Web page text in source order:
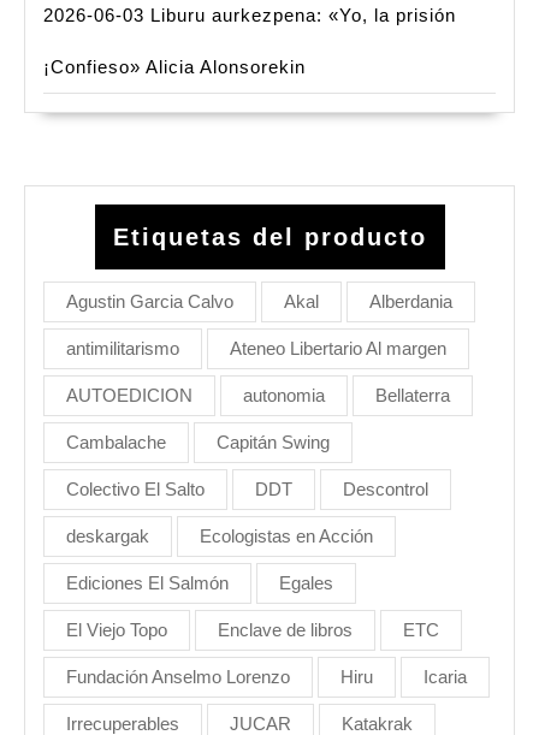
2026-06-03 Liburu aurkezpena: «Yo, la prisión
¡Confieso» Alicia Alonsorekin
Etiquetas del producto
Agustin Garcia Calvo Akal Alberdania
antimilitarismo Ateneo Libertario Al margen
AUTOEDICION autonomia Bellaterra
Cambalache Capitán Swing
Colectivo El Salto DDT Descontrol
deskargak Ecologistas en Acción
Ediciones El Salmón Egales
El Viejo Topo Enclave de libros ETC
Fundación Anselmo Lorenzo Hiru Icaria
Irrecuperables JUCAR Katakrak